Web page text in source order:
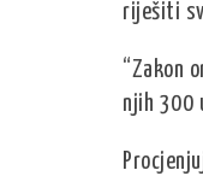
riješiti
“Zakon
njih 300